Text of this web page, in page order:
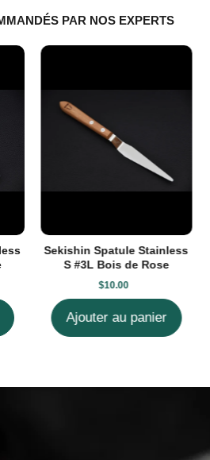
PAR NOS EXPERTS
Sekishin Spatule Stainless
S #3L Bois de Rose
$10.00
Ajouter au panier